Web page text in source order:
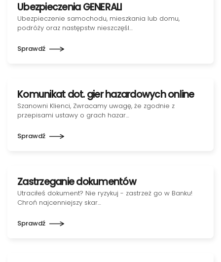
Ubezpieczenia GENERALI
Ubezpieczenie samochodu, mieszkania lub domu,
podróży oraz następstw nieszczęśl…
Sprawdź
Komunikat dot. gier hazardowych online
Szanowni Klienci, Zwracamy uwagę, że zgodnie z
przepisami ustawy o grach hazar…
Sprawdź
Zastrzeganie dokumentów
Utraciłeś dokument? Nie ryzykuj - zastrzeż go w Banku!
Chroń najcenniejszy skar…
Sprawdź